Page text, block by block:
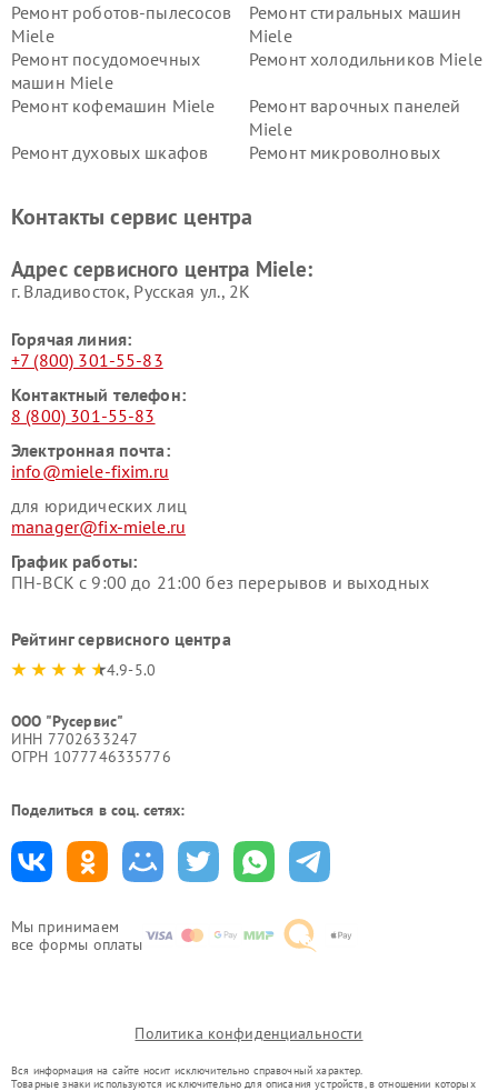
Мы принимаем
все формы оплаты
Ремонт роботов-пылесосов
Miele
Ремонт стиральных машин
Miele
Ремонт посудомоечных
машин Miele
Ремонт холодильников Miele
Ремонт кофемашин Miele
Ремонт варочных панелей
Miele
Ремонт духовых шкафов
Ремонт микроволновых
Miele
Miele
пылесосов Miele
Контакты сервис центра
Адрес сервисного центра Miele:
г. Владивосток, Русская ул., 2К
Горячая линия:
+7 (800) 301-55-83
Контактный телефон:
8 (800) 301-55-83
Электронная почта:
info@miele-fixim.ru
для юридических лиц
manager@fix-miele.ru
График работы:
ПН-ВСК с 9:00 до 21:00 без перерывов и выходных
Рейтинг сервисного центра
4.9-5.0
ООО "Русервис"
ИНН 7702633247
ОГРН 1077746335776
Поделиться в соц. сетях:
Политика конфиденциальности
Вся информация на сайте носит исключительно справочный характер.
Товарные знаки используются исключительно для описания устройств, в отношении которых